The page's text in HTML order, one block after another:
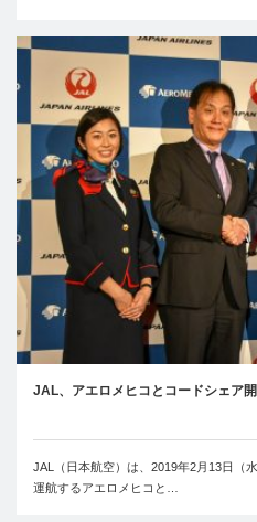
JAL、アエロメヒコとコードシェア
JAL（日本航空）は、2019年2月13日（
運航するアエロメヒコと…